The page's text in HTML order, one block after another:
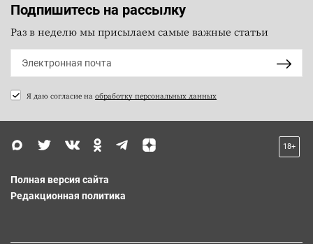
Подпишитесь на рассылку
Раз в неделю мы присылаем самые важные статьи
Я даю согласие на обработку персональных данных
18+
Полная версия сайта
Редакционная политика